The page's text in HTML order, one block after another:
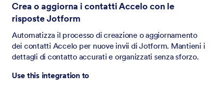
Crea o aggiorna i contatti Accelo con le
risposte Jotform
Automatizza il processo di creazione o aggiornamento
dei contatti Accelo per nuove invii di Jotform. Mantieni i
dettagli di contatto accurati e organizzati senza sforzo.
Use this integration to